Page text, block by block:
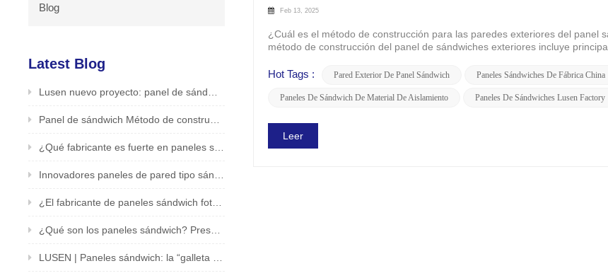
Feb 13, 2025
¿Cuál es el método de construcción para las paredes exteriores del panel
método de construcción del panel de sándwiches exteriores incluye
Hot Tags : Pared Exterior De Panel Sándwich Paneles Sándwiches De Fábrica China
Paneles De Sándwich De Material De Aislamiento Paneles De Sándwiches Lusen Factory
Leer
Blog
Latest Blog
Lusen nuevo proyecto: panel de sándwich PIR para la aplicación del techo en la fábrica de alimentos /bebidas
Panel de sándwich Método de construcción de pared exterior Lusen Factory presentado
¿Qué fabricante es fuerte en paneles sándwich fotovoltaicos? Productor confiable y seguro - LUSEN
Innovadores paneles de pared tipo sándwich fotovoltaicos de LUSEN (Xiamen) Co., Ltd.
¿El fabricante de paneles sándwich fotovoltaicos en China es bueno? Fabricante original LUSEN admite personalización
¿Qué son los paneles sándwich? Presentación de una solución innovadora para edificios y estructuras
LUSEN | Paneles sándwich: la “galleta sándwich” del mundo de la arquitectura